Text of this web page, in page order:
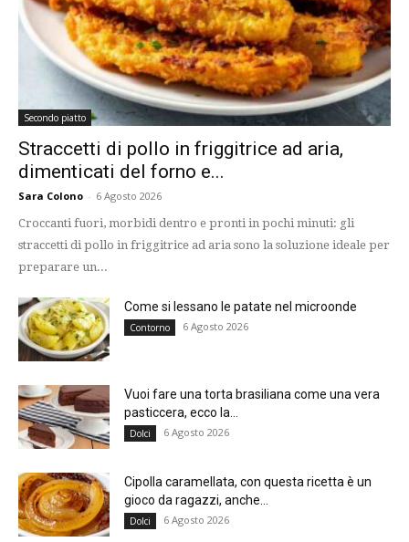
Secondo piatto
Straccetti di pollo in friggitrice ad aria,
dimenticati del forno e...
Sara Colono - 6 Agosto 2026
Croccanti fuori, morbidi dentro e pronti in pochi minuti: gli
straccetti di pollo in friggitrice ad aria sono la soluzione ideale per
preparare un...
Come si lessano le patate nel microonde
Contorno 6 Agosto 2026
Vuoi fare una torta brasiliana come una vera
pasticcera, ecco la...
Dolci 6 Agosto 2026
Cipolla caramellata, con questa ricetta è un
gioco da ragazzi, anche...
Dolci 6 Agosto 2026